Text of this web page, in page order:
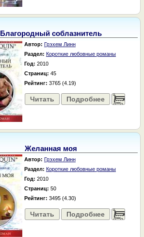
Благородный соблазнитель
Автор: Грэхем Линн
Раздел: Короткие любовные романы
Год: 2010
Страниц: 45
Рейтинг: 3765 (4.19)
Читать Подробнее ......
Желанная моя
Автор: Грэхем Линн
Раздел: Короткие любовные романы
Год: 2010
Страниц: 50
Рейтинг: 3495 (4.30)
Читать Подробнее ......